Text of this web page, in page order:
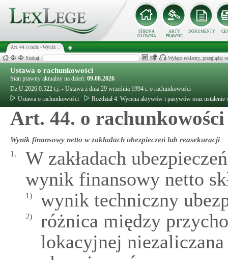
STRONA
GŁÓWNA
AKTY
PRAWNE
DOKUMENTY
Art. 44. o rach. - Wynik ...
Szukaj: Wyłącz reklamy, przeglądaj
Ustawa o rachunkowości
Stan prawny aktualny na dzień: 09.08.2026
Dz.U.2026.0.522 t.j. - Ustawa z dnia 29 września 1994 r. o rachunkowości
Ustawa o rachunkowości
Rozdział 4. Wycena aktywów i pasywów oraz
Art. 44. o rachunkowości
Wynik finansowy netto w zakładach ubezpieczeń lub reasekuracji
1.
W zakładach
wynik finansowy netto
1) wynik techniczny
2)
różnica między
lokacyjnej